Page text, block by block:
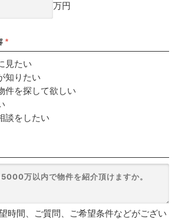
万円
*
見たい
知りたい
件を探して欲しい
談をしたい
時間、ご質問、ご希望条件などがござい